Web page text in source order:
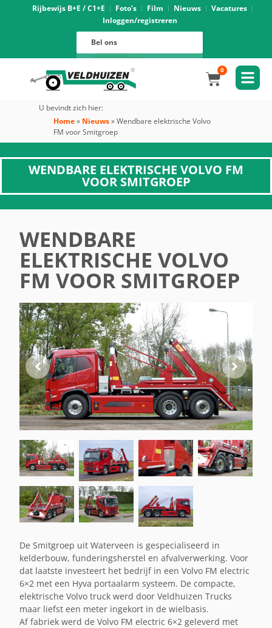
Rijbewijs B+E / C1+E Foto’s Film Nieuws
Vacatures
Inloggen/registreren
Bel ons
0
U bevindt zich hier:
Home» Nieuws»Wendbare elektrische Volvo
FM voor Smitgroep
WENDBARE ELEKTRISCHE VOLVO FM
VOOR SMITGROEP
WENDBARE
ELEKTRISCHE VOLVO
FM VOOR SMITGROEP
De Smitgroep uit Waterveen is gespecialiseerd in
kelderbouw, funderingsherstel en afvalverwerking. Voor
dat laatste investeert het bedrijf in een Volvo FM electric
6×2 met een Hyva portaalarm systeem. De compacte,
elektrische Volvo truck werd door Veldhuizen Trucks
maar liefst een meter ingekort in de wielbasis.
Af fabriek werd de Volvo FM electric 6×2 geleverd met